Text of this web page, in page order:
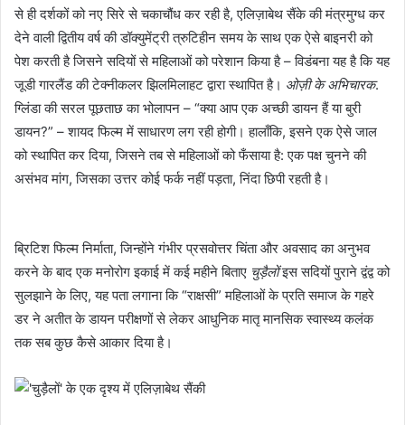
से ही दर्शकों को नए सिरे से चकाचौंध कर रही है, एलिज़ाबेथ सैंके की मंत्रमुग्ध कर
देने वाली द्वितीय वर्ष की डॉक्युमेंट्री त्रुटिहीन समय के साथ एक ऐसे बाइनरी को
पेश करती है जिसने सदियों से महिलाओं को परेशान किया है – विडंबना यह है कि यह
जूडी गारलैंड की टेक्नीकलर झिलमिलाहट द्वारा स्थापित है। ओज़ी के अभिचारक.
ग्लिंडा की सरल पूछताछ का भोलापन – “क्या आप एक अच्छी डायन हैं या बुरी
डायन?” – शायद फिल्म में साधारण लग रही होगी। हालाँकि, इसने एक ऐसे जाल
को स्थापित कर दिया, जिसने तब से महिलाओं को फँसाया है: एक पक्ष चुनने की
असंभव मांग, जिसका उत्तर कोई फर्क नहीं पड़ता, निंदा छिपी रहती है।
ब्रिटिश फिल्म निर्माता, जिन्होंने गंभीर प्रसवोत्तर चिंता और अवसाद का अनुभव
करने के बाद एक मनोरोग इकाई में कई महीने बिताए चुड़ैलोंइस सदियों पुराने द्वंद्व को
सुलझाने के लिए, यह पता लगाना कि “राक्षसी” महिलाओं के प्रति समाज के गहरे
डर ने अतीत के डायन परीक्षणों से लेकर आधुनिक मातृ मानसिक स्वास्थ्य कलंक
तक सब कुछ कैसे आकार दिया है।